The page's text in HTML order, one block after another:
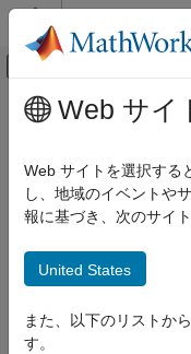
コンテンツへスキップ
オフキャン
リソース
ステータス
メインコンテンツ
Web サイ
Web サイトを選択する
し、地域のイベントや
報に基づき、次のサイ
United States
また、以下のリストか
す。